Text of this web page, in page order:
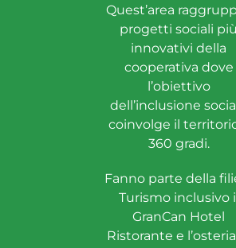
Quest’area
progetti sociali più
innovativi della
cooperativa dove
l’obiettivo
dell’inclusione
coinvolge il
360 gradi.
Fanno parte della
Turismo inclusivo
GranCan Hotel
Ristorante e